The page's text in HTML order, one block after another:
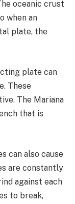
oceanic crust
when an
plate, the
plate can
These
The Mariana
that is
can also cause
are constantly
against each
to break,